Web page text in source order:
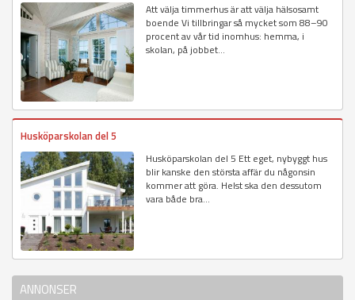
Att välja timmerhus är att välja hälsosamt
boende Vi tillbringar så mycket som 88–90
procent av vår tid inomhus: hemma, i
skolan, på jobbet...
Husköparskolan del 5
Husköparskolan del 5 Ett eget, nybyggt hus
blir kanske den största affär du någonsin
kommer att göra. Helst ska den dessutom
vara både bra...
ANNONSER